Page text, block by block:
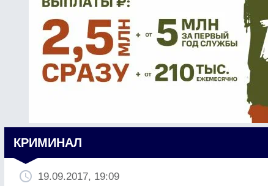
КРИМИНАЛ
19.09.2017, 19:09